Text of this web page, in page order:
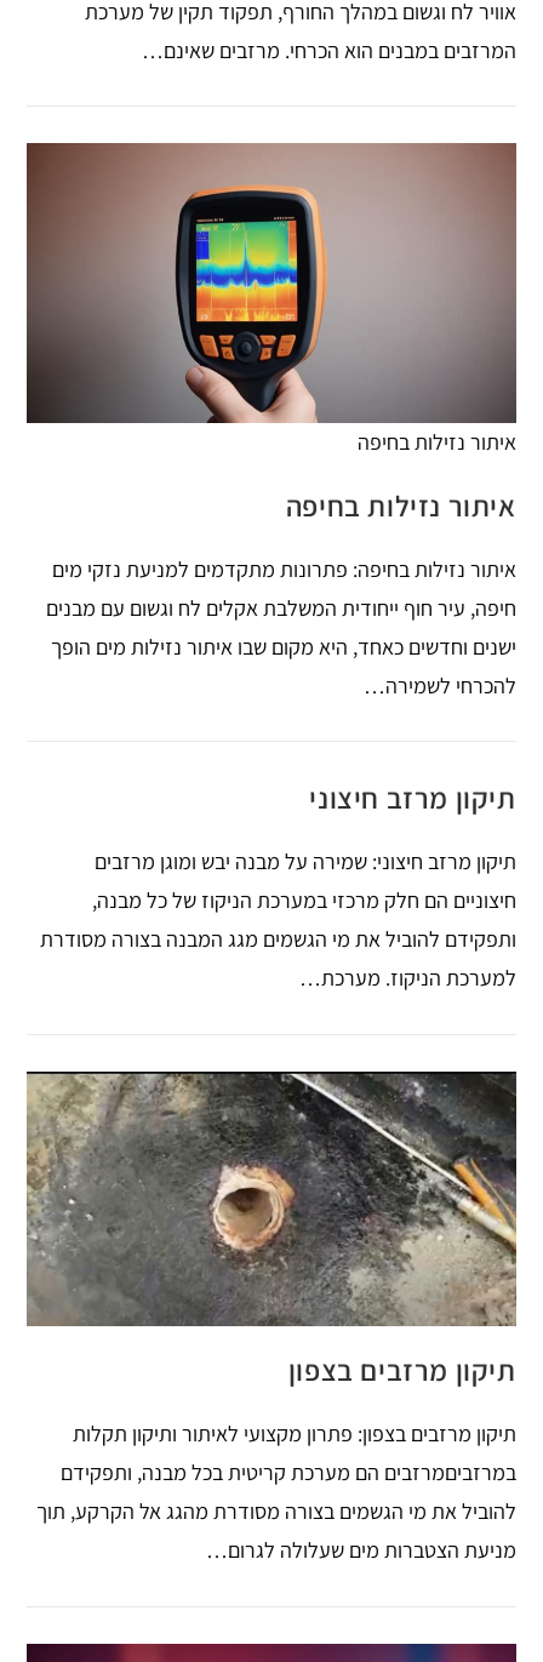
אוויר לח וגשום במהלך החורף, תפקוד תקין של מערכת
המרזבים במבנים הוא הכרחי. מרזבים שאינם…
איתור נזילות בחיפה
איתור נזילות בחיפה
איתור נזילות בחיפה: פתרונות מתקדמים למניעת נזקי מים
חיפה, עיר חוף ייחודית המשלבת אקלים לח וגשום עם מבנים
ישנים וחדשים כאחד, היא מקום שבו איתור נזילות מים הופך
להכרחי לשמירה…
תיקון מרזב חיצוני
תיקון מרזב חיצוני: שמירה על מבנה יבש ומוגן מרזבים
חיצוניים הם חלק מרכזי במערכת הניקוז של כל מבנה,
ותפקידם להוביל את מי הגשמים מגג המבנה בצורה מסודרת
למערכת הניקוז. מערכת…
תיקון מרזבים בצפון
תיקון מרזבים בצפון: פתרון מקצועי לאיתור ותיקון תקלות
במרזביםמרזבים הם מערכת קריטית בכל מבנה, ותפקידם
להוביל את מי הגשמים בצורה מסודרת מהגג אל הקרקע, תוך
מניעת הצטברות מים שעלולה לגרום…